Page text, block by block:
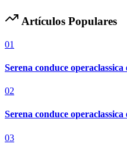
Artículos Populares
01
Serena conduce operaclassica
02
Serena conduce operaclassica
03